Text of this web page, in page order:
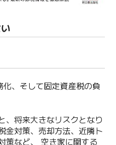
、そして固定資産税の負
、将来大きなリスクとなり
金対策、売却方法、近隣ト
策など、 空き家に関する